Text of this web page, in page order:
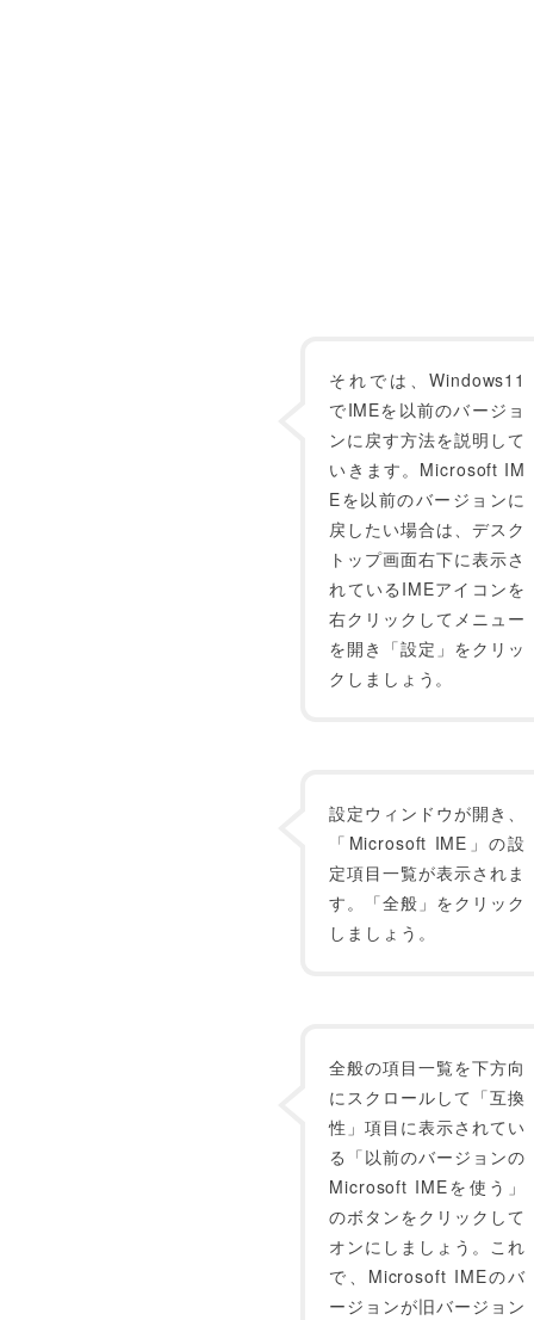
それでは、Windows11
でIMEを以前のバージョ
ンに戻す方法を説明して
いきます。Microsoft IM
Eを以前のバージョンに
戻したい場合は、デスク
トップ画面右下に表示さ
れているIMEアイコンを
右クリックしてメニュー
を開き「設定」をクリッ
クしましょう。
設定ウィンドウが開き、
「Microsoft IME」の設
定項目一覧が表示されま
す。「全般」をクリック
しましょう。
全般の項目一覧を下方向
にスクロールして「互換
性」項目に表示されてい
る「以前のバージョンの
Microsoft IMEを使う」
のボタンをクリックして
オンにしましょう。これ
で、Microsoft IMEのバ
ージョンが旧バージョン